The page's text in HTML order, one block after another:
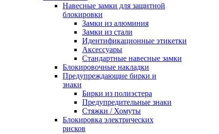
Навесные замки для защитной
блокировки
Замки из алюминия
Замки из стали
Идентификационные этикетки
Аксессуары
Стандартные навесные замки
Блокировочные накладки
Предупреждающие бирки и
знаки
Бирки из полиэстера
Предупредительные знаки
Стяжки / Хомуты
Блокировка электрических
рисков